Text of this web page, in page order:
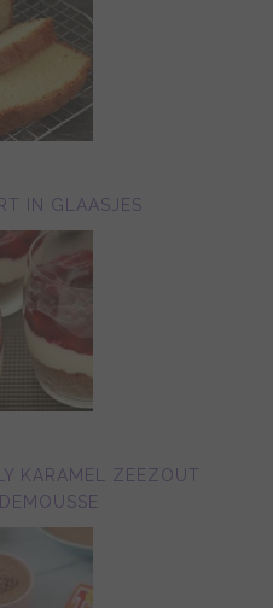
IN GLAASJES
KARAMEL ZEEZOUT